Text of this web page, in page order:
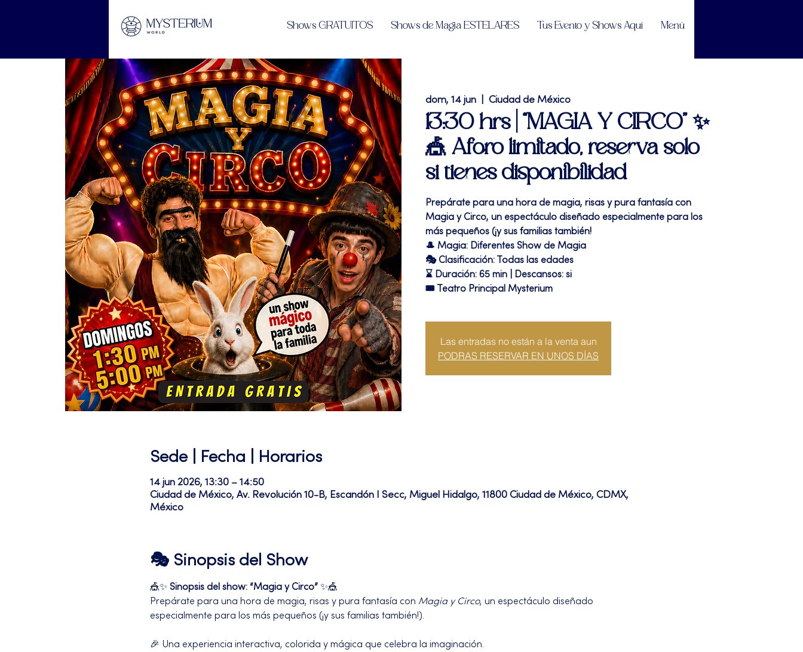
Shows GRATUITOS Shows de Magia ESTELARES Tus Evento y Shows Aquí Menú
dom, 14 jun Ciudad de México
13:30 hrs | “MAGIA Y CIRCO” ✨
🎪 Aforo limitado, reserva solo
si tienes disponibilidad
Prepárate para una hora de magia, risas y pura fantasía con
Magia y Circo, un espectáculo diseñado especialmente para los
más pequeños (¡y sus familias también!
🎩 Magia: Diferentes Show de Magia
🎭 Clasificación: Todas las edades
⌛ Duración: 65 min | Descansos: si
🎟 Teatro Principal Mysterium
Las entradas no están a la venta aun
PODRAS RESERVAR EN UNOS DÍAS
Sede | Fecha | Horarios
14 jun 2026, 13:30 – 14:50
Ciudad de México, Av. Revolución 10-B, Escandón I Secc, Miguel Hidalgo, 11800 Ciudad de México, CDMX,
México
🎭 Sinopsis del Show
🎪✨ Sinopsis del show: “Magia y Circo” ✨🎪
Prepárate para una hora de magia, risas y pura fantasía con Magia y Circo, un espectáculo diseñado
especialmente para los más pequeños (¡y sus familias también!).
🎉 Una experiencia interactiva, colorida y mágica que celebra la imaginación.